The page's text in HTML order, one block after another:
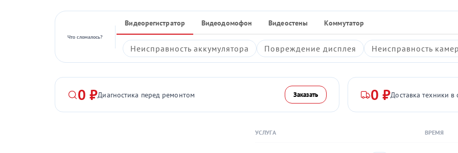
Что сломалось?
Видеорегистратор Видеодомофон Видеостены Коммутатор
Неисправность аккумулятора Повреждение дисплея Неисправность
0 ₽Диагностика перед ремонтом Заказать 0 ₽Доставка техники в
УСЛУГА ВРЕМЯ